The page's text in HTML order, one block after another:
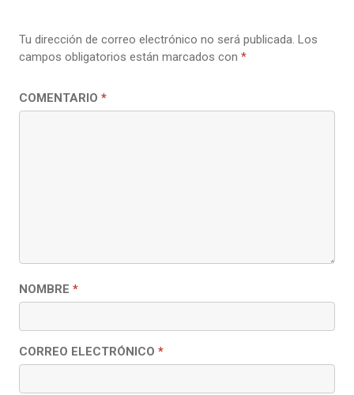
Tu dirección de correo electrónico no será publicada. Los
campos obligatorios están marcados con *
COMENTARIO *
NOMBRE *
CORREO ELECTRÓNICO *